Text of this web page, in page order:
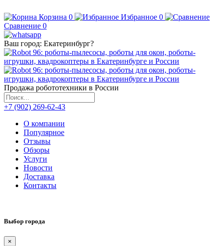
Корзина 0 Избранное 0
Сравнение 0
Ваш город: Екатеринбург?
Продажа робототехники в России
+7 (902) 269-62-43
О компании
Популярное
Отзывы
Обзоры
Услуги
Новости
Доставка
Контакты
Выбор города
×